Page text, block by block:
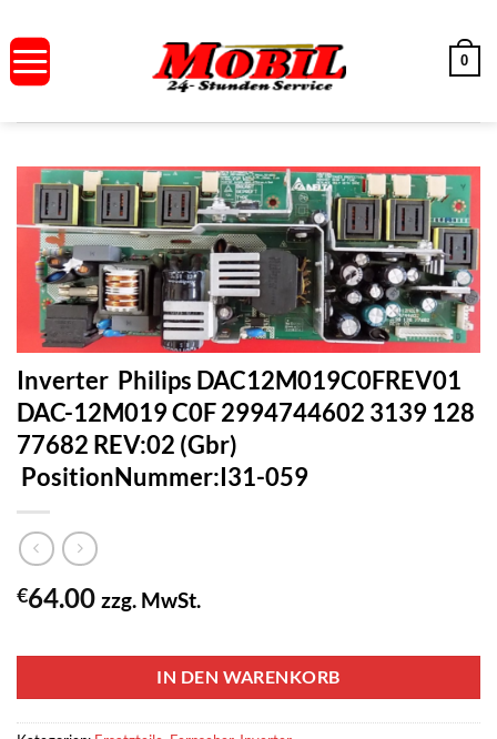
Inhalt
springen
0
Inverter Philips DAC12M019C0FREV01
DAC-12M019 C0F 2994744602 3139 128
77682 REV:02 (Gbr)
PositionNummer:I31-059
€64.00 zzg. MwSt.
IN DEN WARENKORB